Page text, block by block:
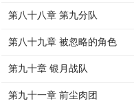
第八十八章 第九分队
第八十九章 被忽略的角色
第九十章 银月战队
第九十一章 前尘肉团